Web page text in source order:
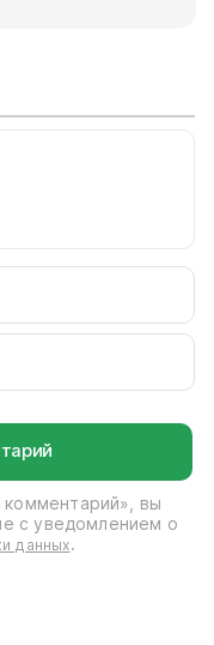
вы
с уведомлением о
данных.